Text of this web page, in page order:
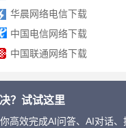
华晨网络电信下载
中国电信网络下载
中国联通网络下载
？试试这里
高效完成AI问答、AI对话